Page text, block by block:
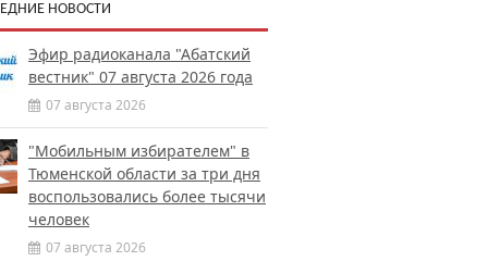
НОВОСТИ
Эфир радиоканала "Абатский
вестник" 07 августа 2026 года
07 августа 2026
"Мобильным избирателем" в
Тюменской области за три дня
воспользовались более тысячи
человек
07 августа 2026